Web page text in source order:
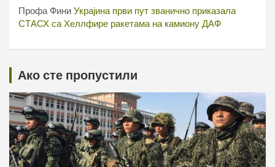
Профа Фини Украјина први пут званично приказала
СТАСХ са Хеллфире ракетама на камиону ДАФ
Ако сте пропустили